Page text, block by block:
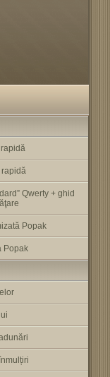
rapidă
Qwerty + ghid
Popak
Popak